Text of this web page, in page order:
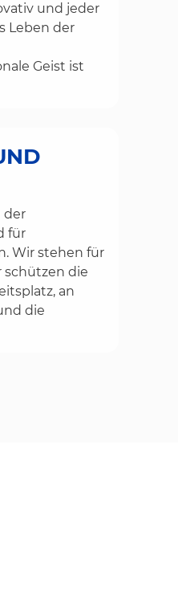
und jeder
Leben der
Geist ist
der
für
Wir stehen für
schützen die
an
die